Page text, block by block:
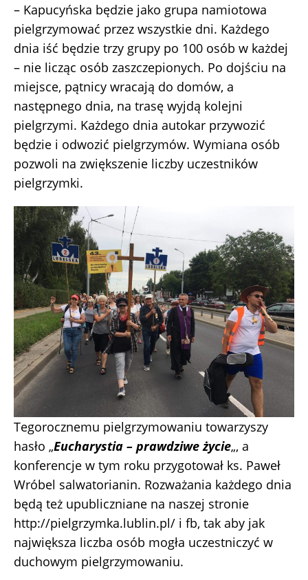
– Kapucyńska będzie jako grupa namiotowa
pielgrzymować przez wszystkie dni. Każdego
dnia iść będzie trzy grupy po 100 osób w każdej
– nie licząc osób zaszczepionych. Po dojściu na
miejsce, pątnicy wracają do domów, a
następnego dnia, na trasę wyjdą kolejni
pielgrzymi. Każdego dnia autokar przywozić
będzie i odwozić pielgrzymów. Wymiana osób
pozwoli na zwiększenie liczby uczestników
pielgrzymki.
Tegorocznemu pielgrzymowaniu towarzyszy
hasło „Eucharystia – prawdziwe życie„, a
konferencje w tym roku przygotował ks. Paweł
Wróbel salwatorianin. Rozważania każdego dnia
będą też upubliczniane na naszej stronie
http://pielgrzymka.lublin.pl/ i fb, tak aby jak
największa liczba osób mogła uczestniczyć w
duchowym pielgrzymowaniu.